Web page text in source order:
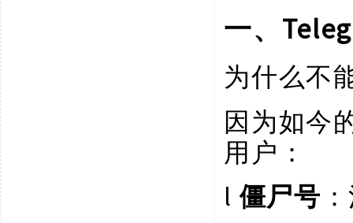
一、
为什么不
因为如今
用户：
l僵尸号